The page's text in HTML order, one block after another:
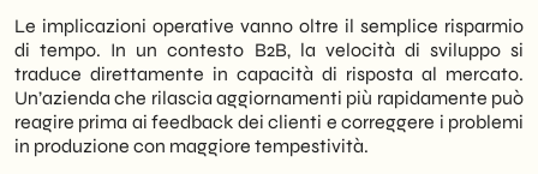
Le implicazioni operative vanno oltre il semplice risparmio
di tempo. In un contesto B2B, la velocità di sviluppo si
traduce direttamente in capacità di risposta al mercato.
Un’azienda che rilascia aggiornamenti più rapidamente può
reagire prima ai feedback dei clienti e correggere i problemi
in produzione con maggiore tempestività.